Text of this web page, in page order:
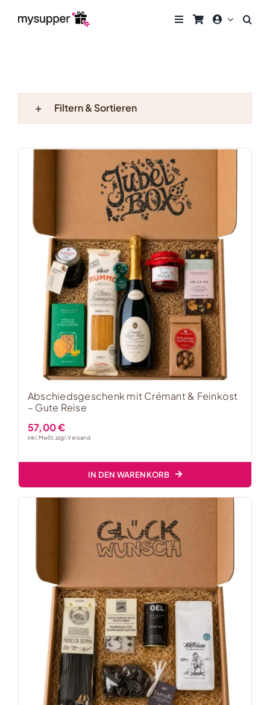
Inhalt
Filtern & Sortieren
Abschiedsgeschenk mit Crémant & Feinkost
– Gute Reise
57,00€
inkl. MwSt, zzgl.Versand
IN DEN WARENKORB